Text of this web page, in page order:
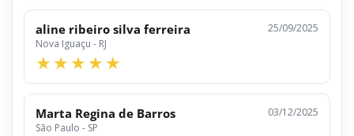
aline ribeiro silva ferreira
Nova Iguaçu - RJ
25/09/2025
Marta Regina de Barros
São Paulo - SP
03/12/2025